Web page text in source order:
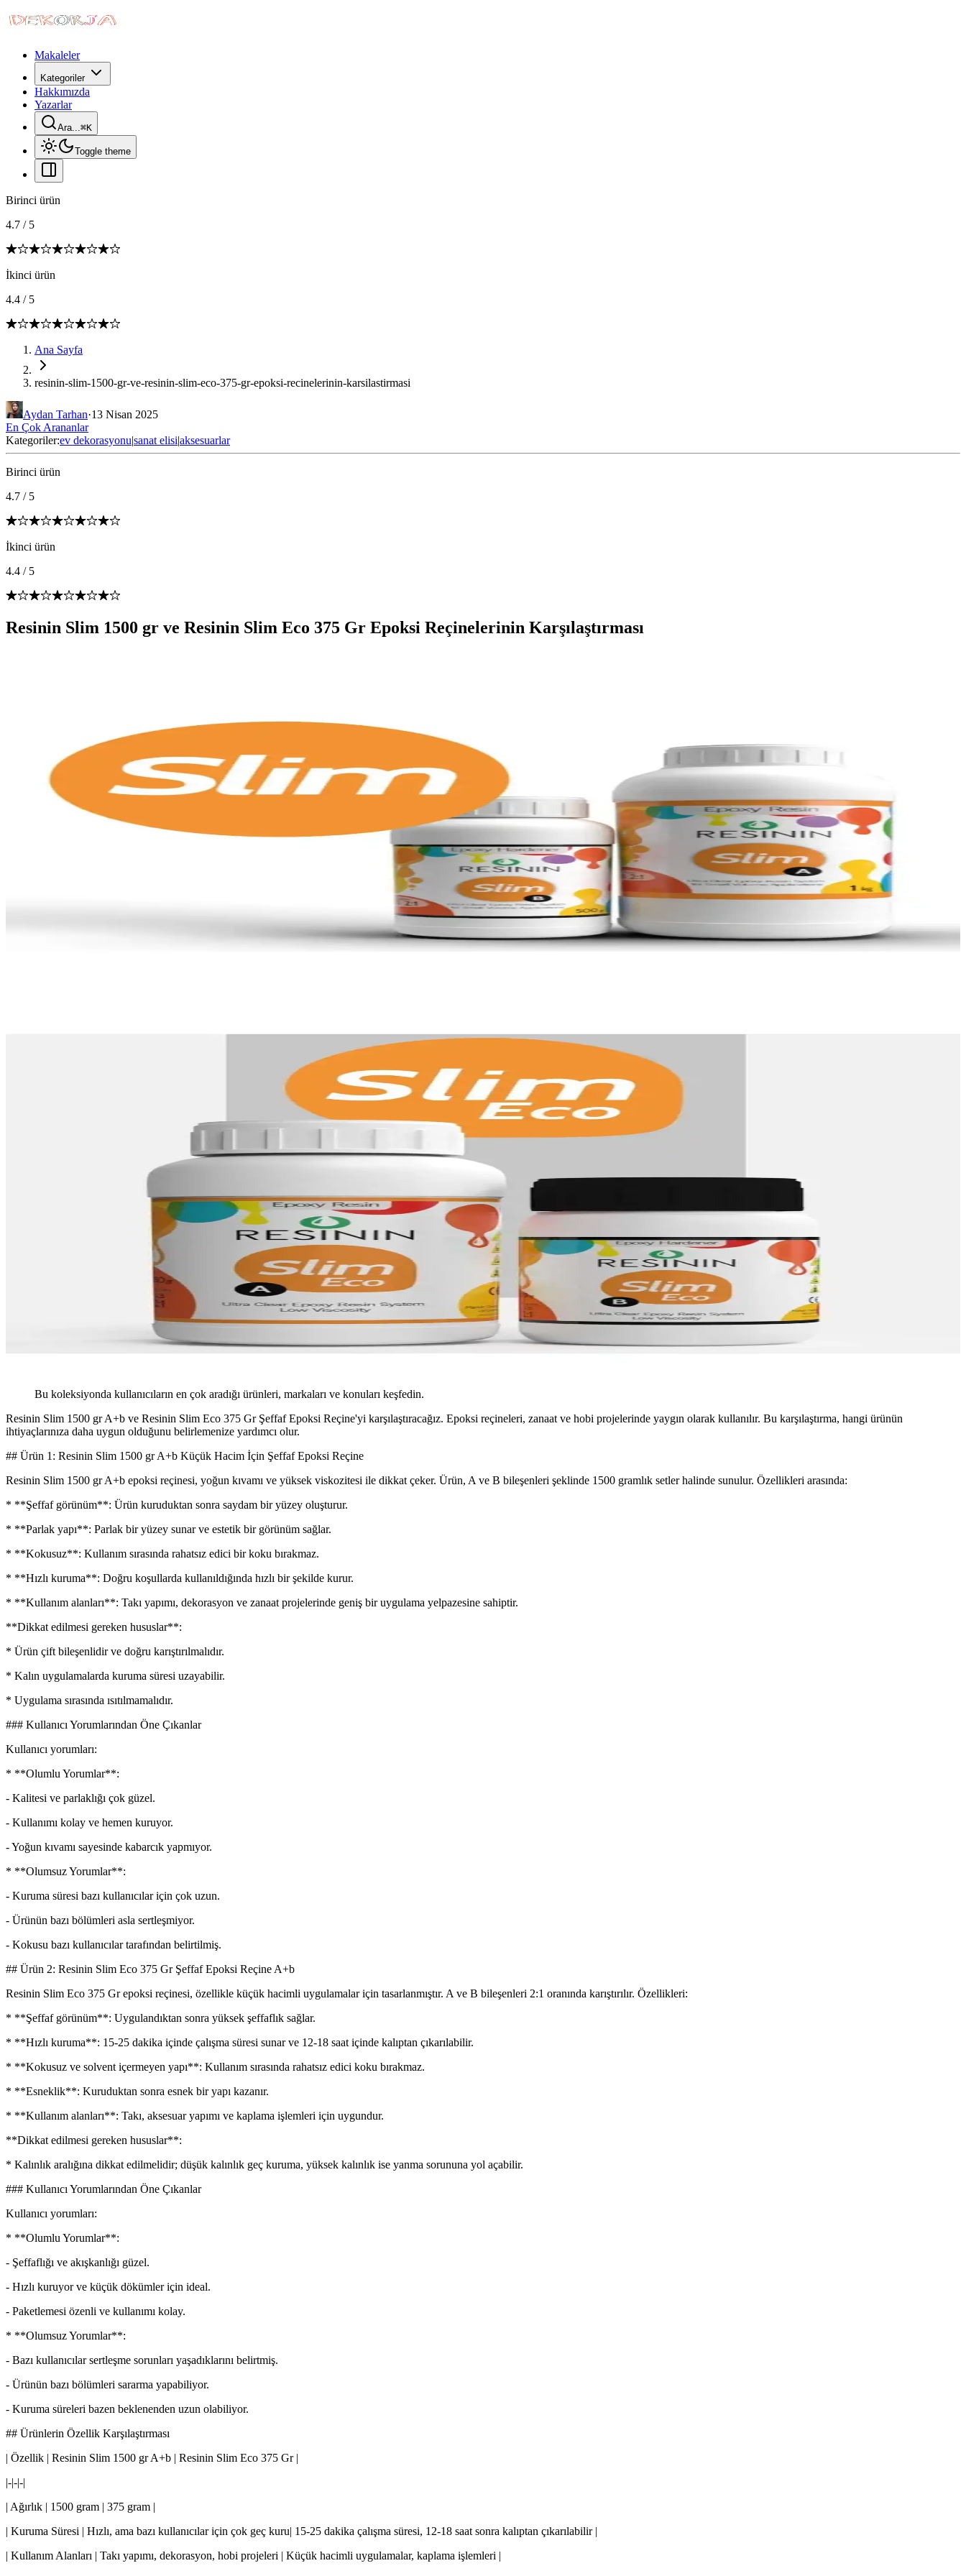
Makaleler
Kategoriler
Hakkımızda
Yazarlar
Ara...⌘K
Toggle theme
Birinci ürün
4.7 / 5
İkinci ürün
4.4 / 5
Ana Sayfa
resinin-slim-1500-gr-ve-resinin-slim-eco-375-gr-epoksi-recinelerinin-karsilastirmasi
Aydan Tarhan·13 Nisan 2025
En Çok Arananlar
Kategoriler:ev dekorasyonu|sanat elisi|aksesuarlar
Birinci ürün
4.7 / 5
İkinci ürün
4.4 / 5
Resinin Slim 1500 gr ve Resinin Slim Eco 375 Gr Epoksi Reçinelerinin Karşılaştırması
Bu koleksiyonda kullanıcıların en çok aradığı ürünleri, markaları ve konuları keşfedin.
Resinin Slim 1500 gr A+b ve Resinin Slim Eco 375 Gr Şeffaf Epoksi Reçine'yi karşılaştıracağız. Epoksi reçineleri, zanaat ve hobi projelerinde yaygın olarak kullanılır. Bu karşılaştırma, hangi ürünün
ihtiyaçlarınıza daha uygun olduğunu belirlemenize yardımcı olur.
## Ürün 1: Resinin Slim 1500 gr A+b Küçük Hacim İçin Şeffaf Epoksi Reçine
Resinin Slim 1500 gr A+b epoksi reçinesi, yoğun kıvamı ve yüksek viskozitesi ile dikkat çeker. Ürün, A ve B bileşenleri şeklinde 1500 gramlık setler halinde sunulur. Özellikleri arasında:
* **Şeffaf görünüm**: Ürün kuruduktan sonra saydam bir yüzey oluşturur.
* **Parlak yapı**: Parlak bir yüzey sunar ve estetik bir görünüm sağlar.
* **Kokusuz**: Kullanım sırasında rahatsız edici bir koku bırakmaz.
* **Hızlı kuruma**: Doğru koşullarda kullanıldığında hızlı bir şekilde kurur.
* **Kullanım alanları**: Takı yapımı, dekorasyon ve zanaat projelerinde geniş bir uygulama yelpazesine sahiptir.
**Dikkat edilmesi gereken hususlar**:
* Ürün çift bileşenlidir ve doğru karıştırılmalıdır.
* Kalın uygulamalarda kuruma süresi uzayabilir.
* Uygulama sırasında ısıtılmamalıdır.
### Kullanıcı Yorumlarından Öne Çıkanlar
Kullanıcı yorumları:
* **Olumlu Yorumlar**:
- Kalitesi ve parlaklığı çok güzel.
- Kullanımı kolay ve hemen kuruyor.
- Yoğun kıvamı sayesinde kabarcık yapmıyor.
* **Olumsuz Yorumlar**:
- Kuruma süresi bazı kullanıcılar için çok uzun.
- Ürünün bazı bölümleri asla sertleşmiyor.
- Kokusu bazı kullanıcılar tarafından belirtilmiş.
## Ürün 2: Resinin Slim Eco 375 Gr Şeffaf Epoksi Reçine A+b
Resinin Slim Eco 375 Gr epoksi reçinesi, özellikle küçük hacimli uygulamalar için tasarlanmıştır. A ve B bileşenleri 2:1 oranında karıştırılır. Özellikleri:
* **Şeffaf görünüm**: Uygulandıktan sonra yüksek şeffaflık sağlar.
* **Hızlı kuruma**: 15-25 dakika içinde çalışma süresi sunar ve 12-18 saat içinde kalıptan çıkarılabilir.
* **Kokusuz ve solvent içermeyen yapı**: Kullanım sırasında rahatsız edici koku bırakmaz.
* **Esneklik**: Kuruduktan sonra esnek bir yapı kazanır.
* **Kullanım alanları**: Takı, aksesuar yapımı ve kaplama işlemleri için uygundur.
**Dikkat edilmesi gereken hususlar**:
* Kalınlık aralığına dikkat edilmelidir; düşük kalınlık geç kuruma, yüksek kalınlık ise yanma sorununa yol açabilir.
### Kullanıcı Yorumlarından Öne Çıkanlar
Kullanıcı yorumları:
* **Olumlu Yorumlar**:
- Şeffaflığı ve akışkanlığı güzel.
- Hızlı kuruyor ve küçük dökümler için ideal.
- Paketlemesi özenli ve kullanımı kolay.
* **Olumsuz Yorumlar**:
- Bazı kullanıcılar sertleşme sorunları yaşadıklarını belirtmiş.
- Ürünün bazı bölümleri sararma yapabiliyor.
- Kuruma süreleri bazen beklenenden uzun olabiliyor.
## Ürünlerin Özellik Karşılaştırması
| Özellik | Resinin Slim 1500 gr A+b | Resinin Slim Eco 375 Gr |
|-|-|-|
| Ağırlık | 1500 gram | 375 gram |
| Kuruma Süresi | Hızlı, ama bazı kullanıcılar için çok geç kuru| 15-25 dakika çalışma süresi, 12-18 saat sonra kalıptan çıkarılabilir |
| Kullanım Alanları | Takı yapımı, dekorasyon, hobi projeleri | Küçük hacimli uygulamalar, kaplama işlemleri |